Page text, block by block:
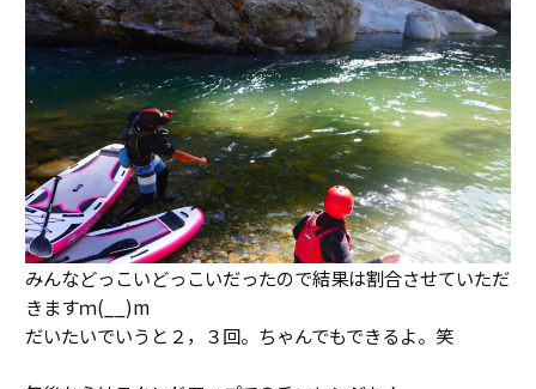
みんなどっこいどっこいだったので結果は割合させていただ
きますｍ(__)m
だいたいでいうと２，３回。ちゃんでもできるよ。笑